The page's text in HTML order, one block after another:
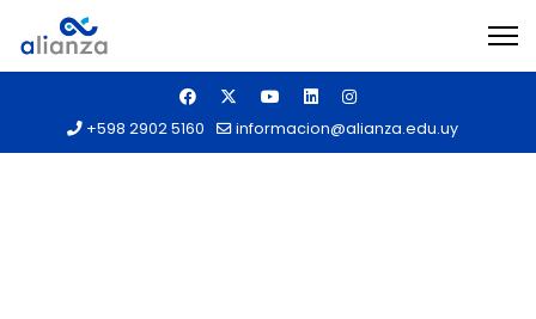
+598 2902 5160 informacion@alianza.edu.uy